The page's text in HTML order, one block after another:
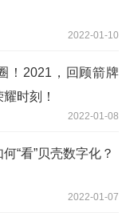
2022-01-10
！2021，回顾箭牌
时刻！
2022-01-08
“看”贝壳数字化？
2022-01-07